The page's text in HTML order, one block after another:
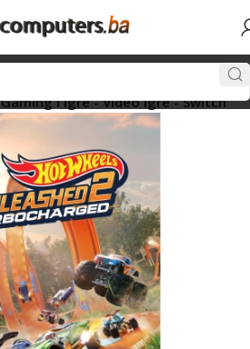
Gaming i igre - Video igre - Switch